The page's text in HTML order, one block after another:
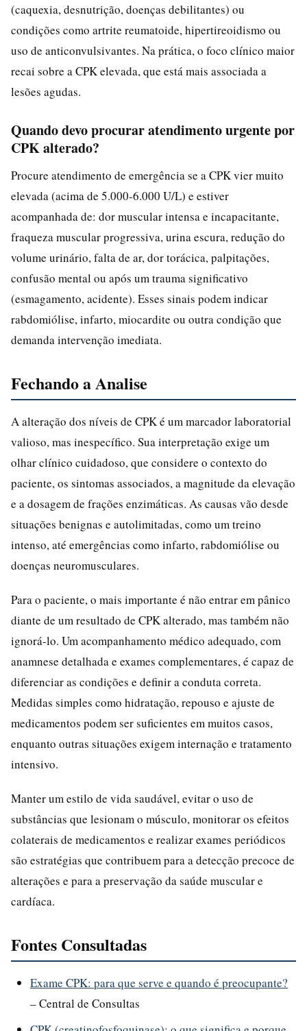
(caquexia, desnutrição, doenças debilitantes) ou
condições como artrite reumatoide, hipertireoidismo ou
uso de anticonvulsivantes. Na prática, o foco clínico maior
recai sobre a CPK elevada, que está mais associada a
lesões agudas.
Quando devo procurar atendimento urgente por
CPK alterado?
Procure atendimento de emergência se a CPK vier muito
elevada (acima de 5.000-6.000 U/L) e estiver
acompanhada de: dor muscular intensa e incapacitante,
fraqueza muscular progressiva, urina escura, redução do
volume urinário, falta de ar, dor torácica, palpitações,
confusão mental ou após um trauma significativo
(esmagamento, acidente). Esses sinais podem indicar
rabdomiólise, infarto, miocardite ou outra condição que
demanda intervenção imediata.
Fechando a Analise
A alteração dos níveis de CPK é um marcador laboratorial
valioso, mas inespecífico. Sua interpretação exige um
olhar clínico cuidadoso, que considere o contexto do
paciente, os sintomas associados, a magnitude da elevação
e a dosagem de frações enzimáticas. As causas vão desde
situações benignas e autolimitadas, como um treino
intenso, até emergências como infarto, rabdomiólise ou
doenças neuromusculares.
Para o paciente, o mais importante é não entrar em pânico
diante de um resultado de CPK alterado, mas também não
ignorá-lo. Um acompanhamento médico adequado, com
anamnese detalhada e exames complementares, é capaz de
diferenciar as condições e definir a conduta correta.
Medidas simples como hidratação, repouso e ajuste de
medicamentos podem ser suficientes em muitos casos,
enquanto outras situações exigem internação e tratamento
intensivo.
Manter um estilo de vida saudável, evitar o uso de
substâncias que lesionam o músculo, monitorar os efeitos
colaterais de medicamentos e realizar exames periódicos
são estratégias que contribuem para a detecção precoce de
alterações e para a preservação da saúde muscular e
cardíaca.
Fontes Consultadas
Exame CPK: para que serve e quando é preocupante?
– Central de Consultas